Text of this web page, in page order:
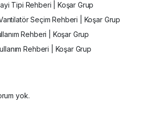
Tipi Rehberi | Koşar Grup
Seçim Rehberi | Koşar Grup
Rehberi | Koşar Grup
Rehberi | Koşar Grup
yok.